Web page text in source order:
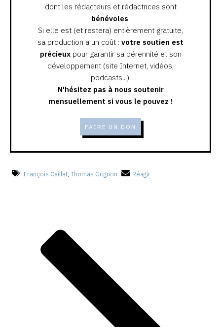
dont les rédacteurs et rédactrices sont
bénévoles.
Si elle est (et restera) entièrement gratuite,
sa production a un coût : votre soutien est
précieuxpour garantir sa pérennité et son
développement (site Internet, vidéos,
podcasts...).
N'hésitez pas à nous soutenir
mensuellement si vous le pouvez !
FAIRE UN DON
François Caillat, Thomas Grignon Réagir